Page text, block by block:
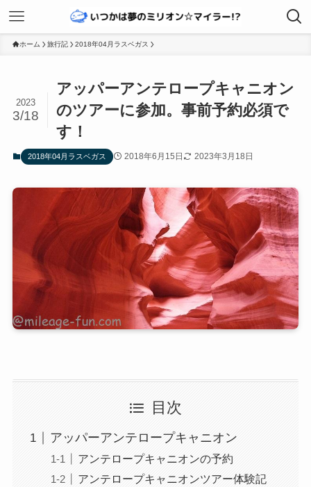
ホーム 旅行記 2018年04月ラスベガス
アッパーアンテロープキャニオン
のツアーに参加。事前予約必須で
す！
2023
3/18
2018年04月ラスベガス 2018年6月15日 2023年3月18日
目次
アッパーアンテロープキャニオン
アンテロープキャニオンの予約
アンテロープキャニオンツアー体験記